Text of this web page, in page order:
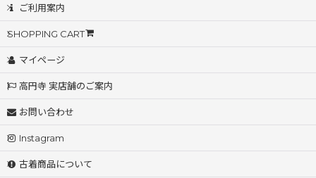
ご利用案内
SHOPPING CART
マイページ
高円寺 実店舗のご案内
お問い合わせ
Instagram
古着商品について